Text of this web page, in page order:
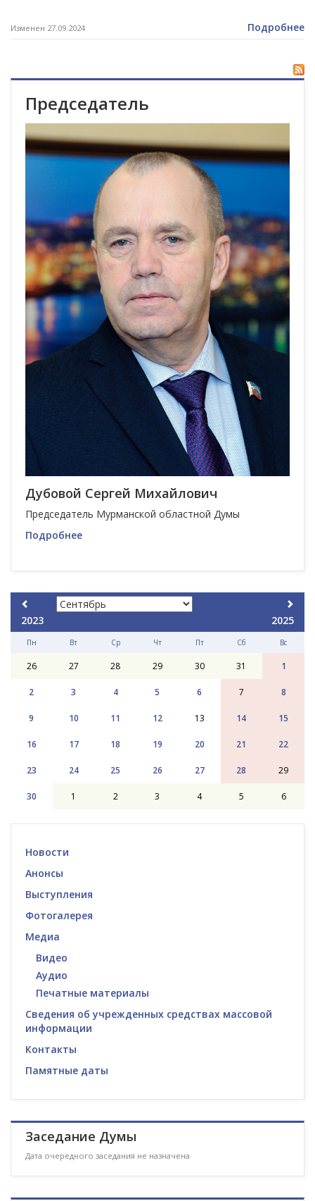
Изменен 27.09.2024 Подробнее
Председатель
Дубовой Сергей Михайлович
Председатель Мурманской областной Думы
Подробнее
2023 2025
Пн Вт Ср Чт Пт Сб Вс
26 27 28 29 30 31 1
2 3 4 5 6 7 8
9 10 11 12 13 14 15
16 17 18 19 20 21 22
23 24 25 26 27 28 29
30 1 2 3 4 5 6
Новости
Анонсы
Выступления
Фотогалерея
Медиа
Видео
Аудио
Печатные материалы
Сведения об учрежденных средствах массовой
информации
Контакты
Памятные даты
Заседание Думы
Дата очередного заседания не назначена